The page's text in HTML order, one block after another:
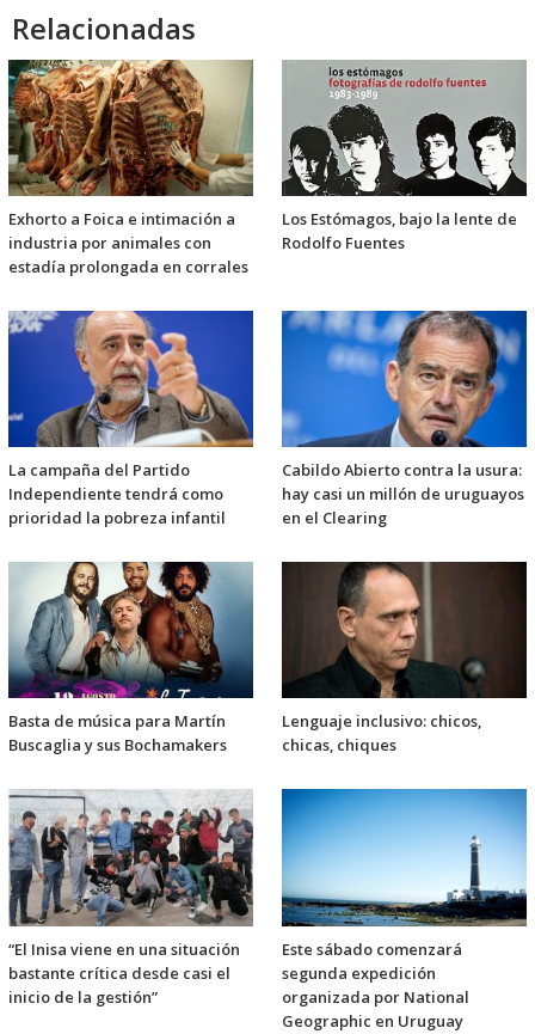
Relacionadas
Exhorto a Foica e intimación a
industria por animales con
estadía prolongada en corrales
Los Estómagos, bajo la lente de
Rodolfo Fuentes
La campaña del Partido
Independiente tendrá como
prioridad la pobreza infantil
Cabildo Abierto contra la usura:
hay casi un millón de uruguayos
en el Clearing
Basta de música para Martín
Buscaglia y sus Bochamakers
Lenguaje inclusivo: chicos,
chicas, chiques
“El Inisa viene en una situación
bastante crítica desde casi el
inicio de la gestión”
Este sábado comenzará
segunda expedición
organizada por National
Geographic en Uruguay